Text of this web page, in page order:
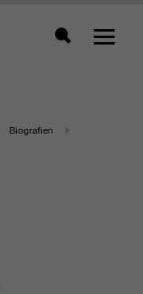
Zeigt
Biografien